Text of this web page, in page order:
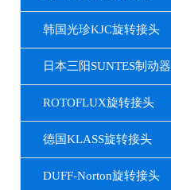
韩国光珍KJC旋转接头
日本三阳SUNTES制动器
ROTOFLUX旋转接头
德国KLASS旋转接头
DUFF-Norton旋转接头